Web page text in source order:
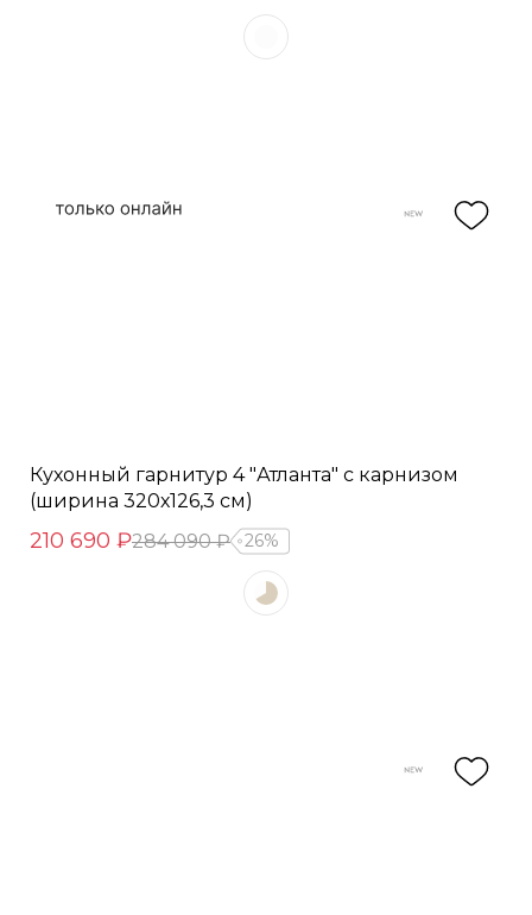
Кухонный гарнитур 4 "Атланта" с карнизом
(ширина 320х126,3 см)
210 690 ₽284 090 ₽ 26%